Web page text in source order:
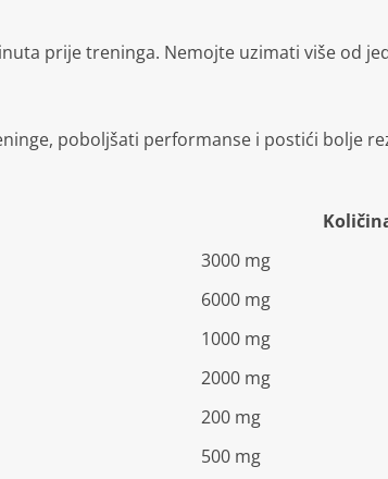
prije treninga. Nemojte uzimati više od
poboljšati performanse i postići bolje
3000 mg
6000 mg
1000 mg
2000 mg
200 mg
500 mg